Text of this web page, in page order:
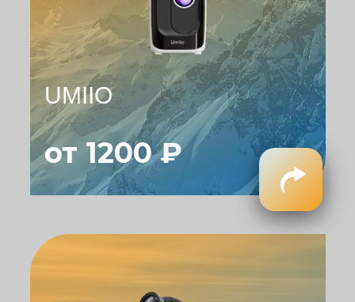
UMIIO
от 1200 ₽